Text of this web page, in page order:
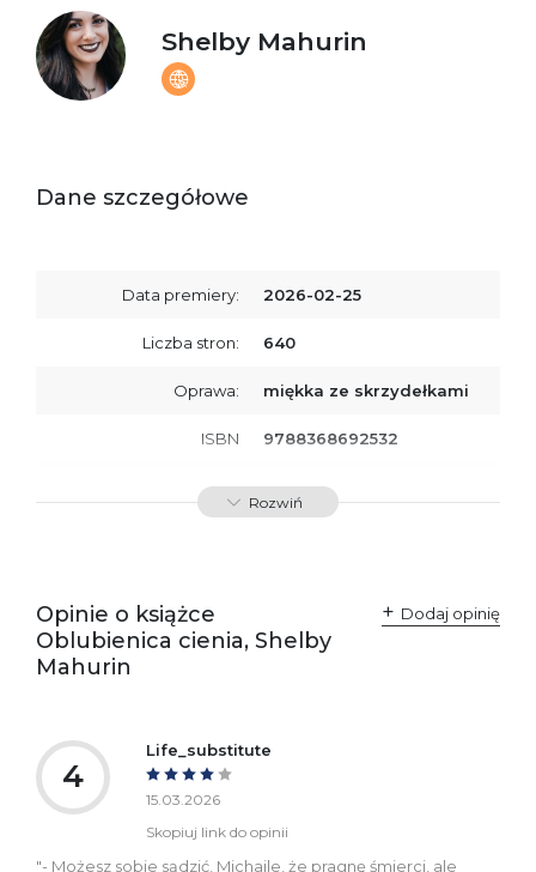
Shelby Mahurin
Dane szczegółowe
Data premiery: 2026-02-25
Liczba stron: 640
Oprawa: miękka ze skrzydełkami
ISBN 9788368692532
SKU: K801083
kontakt@wydajenamsie.pl
+48 61 623 38 38
Rozwiń
Opinie o książce
Oblubienica cienia, Shelby
Mahurin
Dodaj opinię
4
Life_substitute
15.03.2026
Skopiuj link do opinii
"- Możesz sobie sądzić, Michaile, że pragnę śmierci, ale